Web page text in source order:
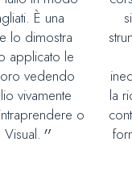
È una
lo dimostra
applicato le
vedendo
vivamente
o
la